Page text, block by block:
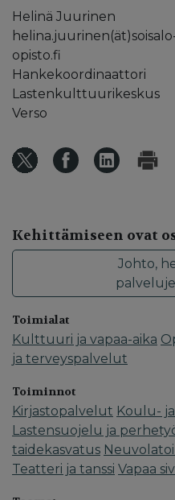
Helinä Juurinen
opisto.fi
Hankekoordinaattori
Lastenkulttuurikeskus
Verso
Kehittämiseen ovat
Johto,
Toimialat
Kulttuuri ja vapaa-aika
ja terveyspalvelut
Toiminnot
Kirjastopalvelut Koulu-
Lastensuojelu ja
taidekasvatus
Teatteri ja tanssi Vapaa